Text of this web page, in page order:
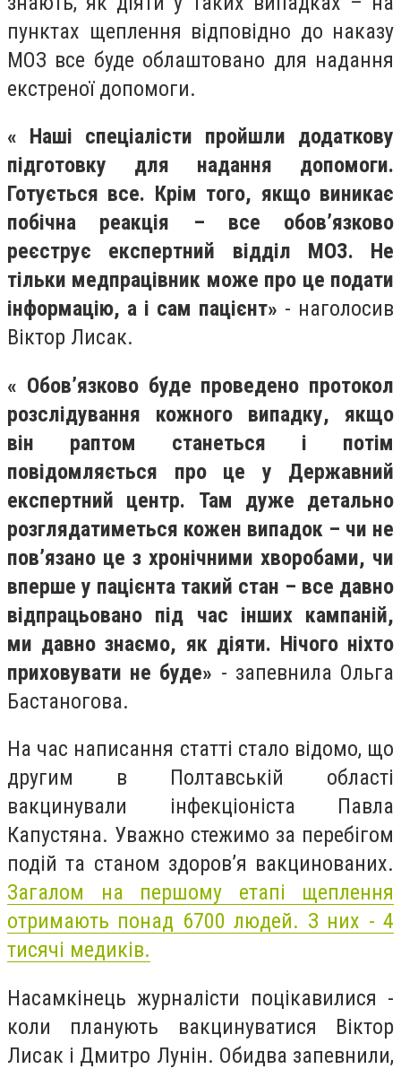
пунктах щеплення відповідно до наказу
МОЗ все буде облаштовано для надання
екстреної допомоги.
« Наші спеціалісти пройшли додаткову
підготовку для надання допомоги.
Готується все. Крім того, якщо виникає
побічна реакція – все обов’язково
реєструє експертний відділ МОЗ. Не
тільки медпрацівник може про це подати
інформацію, а і сам пацієнт» - наголосив
Віктор Лисак.
« Обов’язково буде проведено протокол
розслідування кожного випадку, якщо
він раптом станеться і потім
повідомляється про це у Державний
експертний центр. Там дуже детально
розглядатиметься кожен випадок – чи не
пов’язано це з хронічними хворобами, чи
вперше у пацієнта такий стан – все давно
відпрацьовано під час інших кампаній,
ми давно знаємо, як діяти. Нічого ніхто
приховувати не буде» - запевнила Ольга
Бастаногова.
На час написання статті стало відомо, що
другим в Полтавській області
вакцинували інфекціоніста Павла
Капустяна. Уважно стежимо за перебігом
подій та станом здоров’я вакцинованих.
Загалом на першому етапі щеплення
отримають понад 6700 людей. З них - 4
тисячі медиків.
Насамкінець журналісти поцікавилися -
коли планують вакцинуватися Віктор
Лисак і Дмитро Лунін. Обидва запевнили,